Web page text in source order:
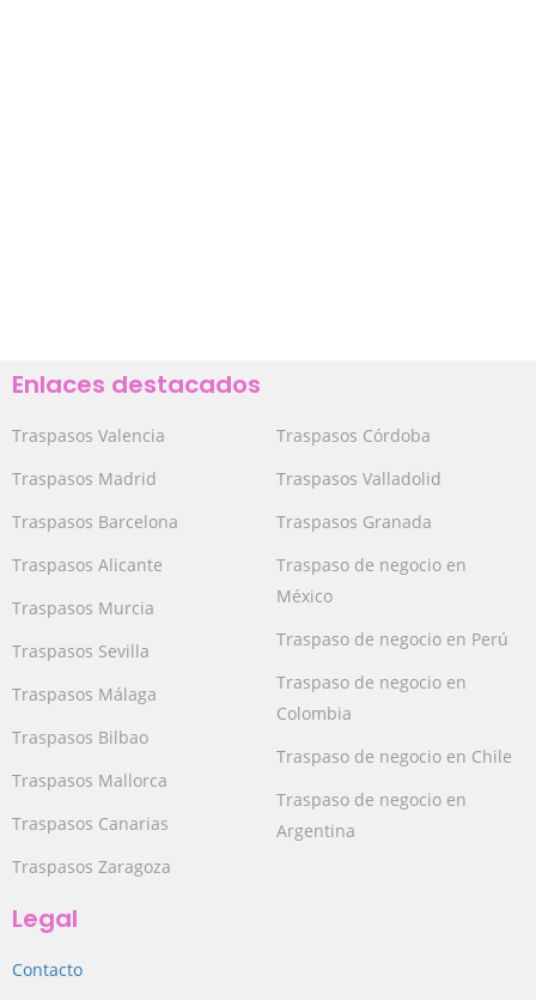
Enlaces destacados
Traspasos Valencia
Traspasos Madrid
Traspasos Barcelona
Traspasos Alicante
Traspasos Murcia
Traspasos Sevilla
Traspasos Málaga
Traspasos Bilbao
Traspasos Mallorca
Traspasos Canarias
Traspasos Zaragoza
Traspasos Córdoba
Traspasos Valladolid
Traspasos Granada
Traspaso de negocio en
México
Traspaso de negocio en Perú
Traspaso de negocio en
Colombia
Traspaso de negocio en Chile
Traspaso de negocio en
Argentina
Legal
Contacto